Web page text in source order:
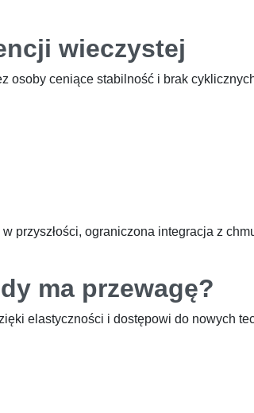
wieczystej
osoby ceniące stabilność i brak
przyszłości, ograniczona integracja z
ma przewagę?
elastyczności i dostępowi do nowych